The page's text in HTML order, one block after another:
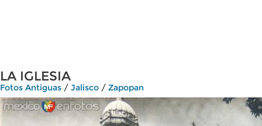
LA IGLESIA
Fotos Antiguas / Jalisco / Zapopan